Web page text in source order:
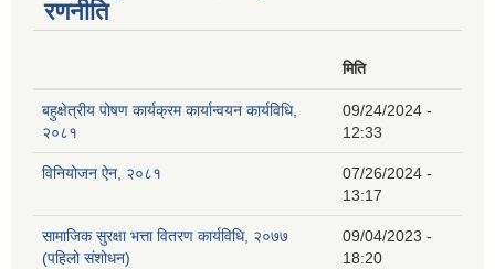
रणनीति
मिति
बहुक्षेत्रीय पोषण कार्यक्रम कार्यान्वयन कार्यविधि,
२०८१
09/24/2024 -
12:33
विनियोजन ऐन, २०८१
07/26/2024 -
13:17
सामाजिक सुरक्षा भत्ता वितरण कार्यविधि, २०७७
(पहिलो संशोधन)
09/04/2023 -
18:20